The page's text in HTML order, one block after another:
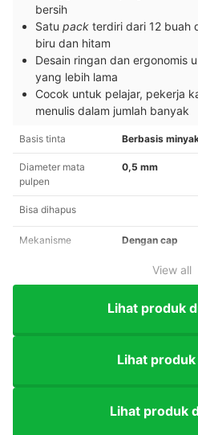
bersih
Satu pack terdiri dari 12 buah
biru dan hitam
Desain ringan dan ergonomis
yang lebih lama
Cocok untuk pelajar, pekerja
menulis dalam jumlah banyak
Basis tinta Berbasis
Diameter mata
pulpen
0,5 mm
Bisa dihapus
Mekanisme Dengan cap
View all
Lihat produk
Lihat
Lihat produk